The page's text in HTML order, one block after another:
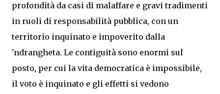
profondità da casi di malaffare e gravi tradimenti
in ruoli di responsabilità pubblica, con un
territorio inquinato e impoverito dalla
'ndrangheta. Le contiguità sono enormi sul
posto, per cui la vita democratica è impossibile,
il voto è inquinato e gli effetti si vedono